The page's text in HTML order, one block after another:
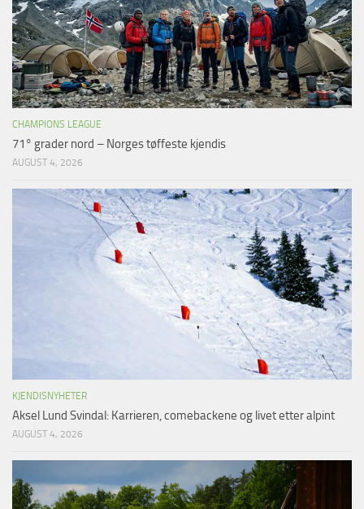
CHAMPIONS LEAGUE
71° grader nord – Norges tøffeste kjendis
AUGUST 4, 2026
KJENDISNYHETER
Aksel Lund Svindal: Karrieren, comebackene og livet etter alpint
AUGUST 4, 2026